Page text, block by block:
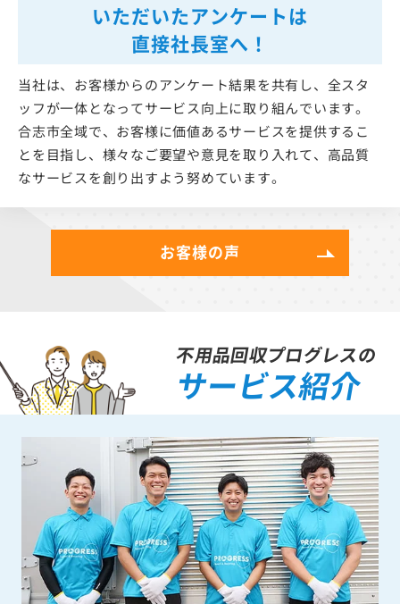
いただいたアンケートは
直接社長室へ！
当社は、お客様からのアンケート結果を共有し、全スタ
ッフが一体となってサービス向上に取り組んでいます。
合志市全域で、お客様に価値あるサービスを提供するこ
とを目指し、様々なご要望や意見を取り入れて、高品質
なサービスを創り出すよう努めています。
お客様の声
不用品回収プログレスの
サービス紹介